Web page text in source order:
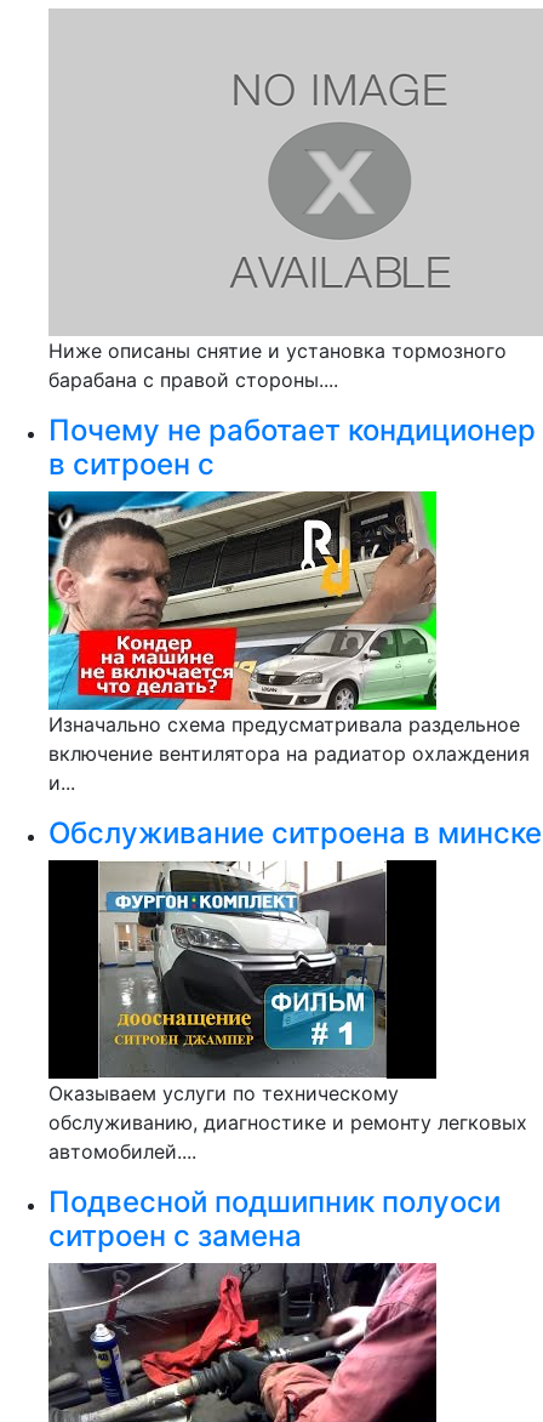
Ниже описаны снятие и установка тормозного
барабана с правой стороны....
Почему не работает кондиционер
в ситроен с
Изначально схема предусматривала раздельное
включение вентилятора на радиатор охлаждения
и...
Обслуживание ситроена в минске
Оказываем услуги по техническому
обслуживанию, диагностике и ремонту легковых
автомобилей....
Подвесной подшипник полуоси
ситроен с замена